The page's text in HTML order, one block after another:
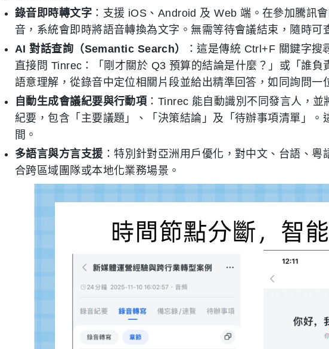
錄音即時轉文字 ：支援 iOS、Android 及 Web 端。在參加騰訊
音，系統會即時將語音轉換為文字。無需等待會議結束，隨時可
AI 對話查詢（Semantic Search）
：這是傳統 Ctrl+F 關鍵字
直接問 Tinrec：「剛才關於 Q3 預算的結論是什麼？」或「誰負
語意理解，從錄音中定位相關片段並給出精準回答，如同詢問一
自動生成會議紀要與行動項 ：Tinrec 能自動識別不同發言人，
紀要，包含「主要議題」、「決策結論」及「待辦事項清單」。
間。
多語言與方言支援 ：特別針對亞洲用戶優化，對中文、台語、
合跨區域團隊或本地化業務場景。